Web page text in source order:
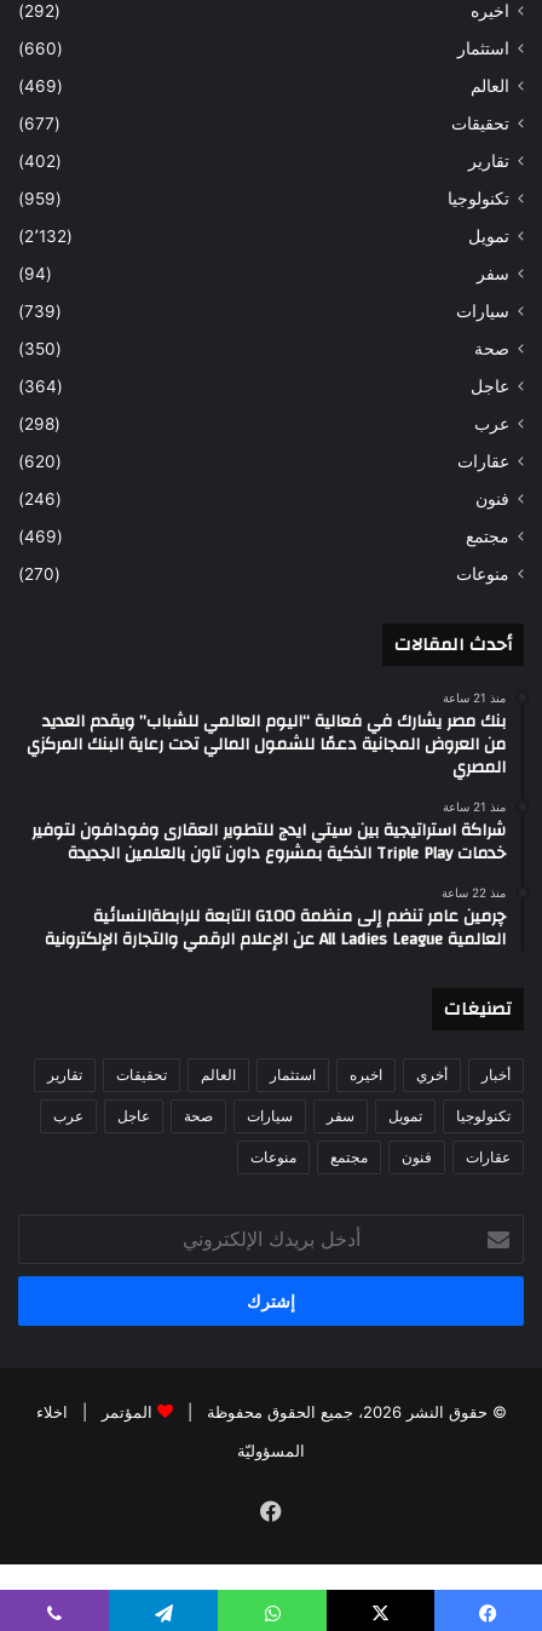
اخيره
(292)
استثمار
(660)
العالم
(469)
تحقيقات
(677)
تقارير
(402)
تكنولوجيا
(959)
تمويل
(2٬132)
سفر
(94)
سيارات
(739)
صحة
(350)
عاجل
(364)
عرب
(298)
عقارات
(620)
فنون
(246)
مجتمع
(469)
منوعات
(270)
أحدث المقالات
منذ 21 ساعة
بنك مصر يشارك في فعالية “اليوم العالمي للشباب” ويقدم العديد
من العروض المجانية دعمًا للشمول المالي تحت رعاية البنك المركزي
المصري
منذ 21 ساعة
شراكة استراتيجية بين سيتي ايدج للتطوير العقارى وفودافون لتوفير
خدمات Triple Play الذكية بمشروع داون تاون بالعلمين الجديدة
منذ 22 ساعة
چرمين عامر تنضم إلى منظمة G100 التابعة للرابطةالنسائية
العالمية All Ladies League عن الإعلام الرقمي والتجارة الإلكترونية
تصنيغات
أخبار أخري اخيره استثمار العالم تحقيقات تقارير
تكنولوجيا تمويل سفر سيارات صحة عاجل عرب
عقارات فنون مجتمع منوعات
بريدك
الإلكتروني
© حقوق النشر 2026، جميع الحقوق محفوظة | المؤتمر
اخلاء
المسؤوليّة
فيسبوك
kiralık bahis siteleri